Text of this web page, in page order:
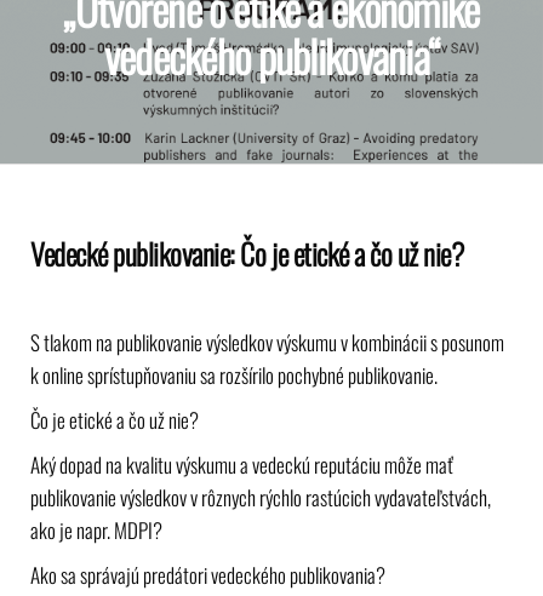
vedeckého publikovania“
Vedecké publikovanie: Čo je etické a čo už nie?
S tlakom na publikovanie výsledkov výskumu v kombinácii s posunom
k online sprístupňovaniu sa rozšírilo pochybné publikovanie.
Čo je etické a čo už nie?
Aký dopad na kvalitu výskumu a vedeckú reputáciu môže mať
publikovanie výsledkov v rôznych rýchlo rastúcich vydavateľstvách,
ako je napr. MDPI?
Ako sa správajú predátori vedeckého publikovania?